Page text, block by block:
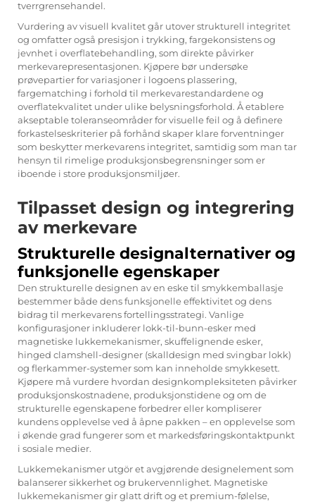
tverrgrensehandel.
Vurdering av visuell kvalitet går utover strukturell integritet
og omfatter også presisjon i trykking, fargekonsistens og
jevnhet i overflatebehandling, som direkte påvirker
merkevarepresentasjonen. Kjøpere bør undersøke
prøvepartier for variasjoner i logoens plassering,
fargematching i forhold til merkevarestandardene og
overflatekvalitet under ulike belysningsforhold. Å etablere
akseptable toleranseområder for visuelle feil og å definere
forkastelseskriterier på forhånd skaper klare forventninger
som beskytter merkevarens integritet, samtidig som man tar
hensyn til rimelige produksjonsbegrensninger som er
iboende i store produksjonsmiljøer.
Tilpasset design og integrering
av merkevare
Strukturelle designalternativer og
funksjonelle egenskaper
Den strukturelle designen av en eske til smykkemballasje
bestemmer både dens funksjonelle effektivitet og dens
bidrag til merkevarens fortellingsstrategi. Vanlige
konfigurasjoner inkluderer lokk-til-bunn-esker med
magnetiske lukkemekanismer, skuffelignende esker,
hinged clamshell-designer (skalldesign med svingbar lokk)
og flerkammer-systemer som kan inneholde smykkesett.
Kjøpere må vurdere hvordan designkompleksiteten påvirker
produksjonskostnadene, produksjonstidene og om de
strukturelle egenskapene forbedrer eller kompliserer
kundens opplevelse ved å åpne pakken – en opplevelse som
i økende grad fungerer som et markedsføringskontaktpunkt
i sosiale medier.
Lukkemekanismer utgör et avgjørende designelement som
balanserer sikkerhet og brukervennlighet. Magnetiske
lukkemekanismer gir glatt drift og et premium-følelse,